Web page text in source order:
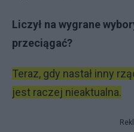
Liczył na wygrane
przeciągać?
Teraz, gdy nastał inny
jest raczej nieaktualna.